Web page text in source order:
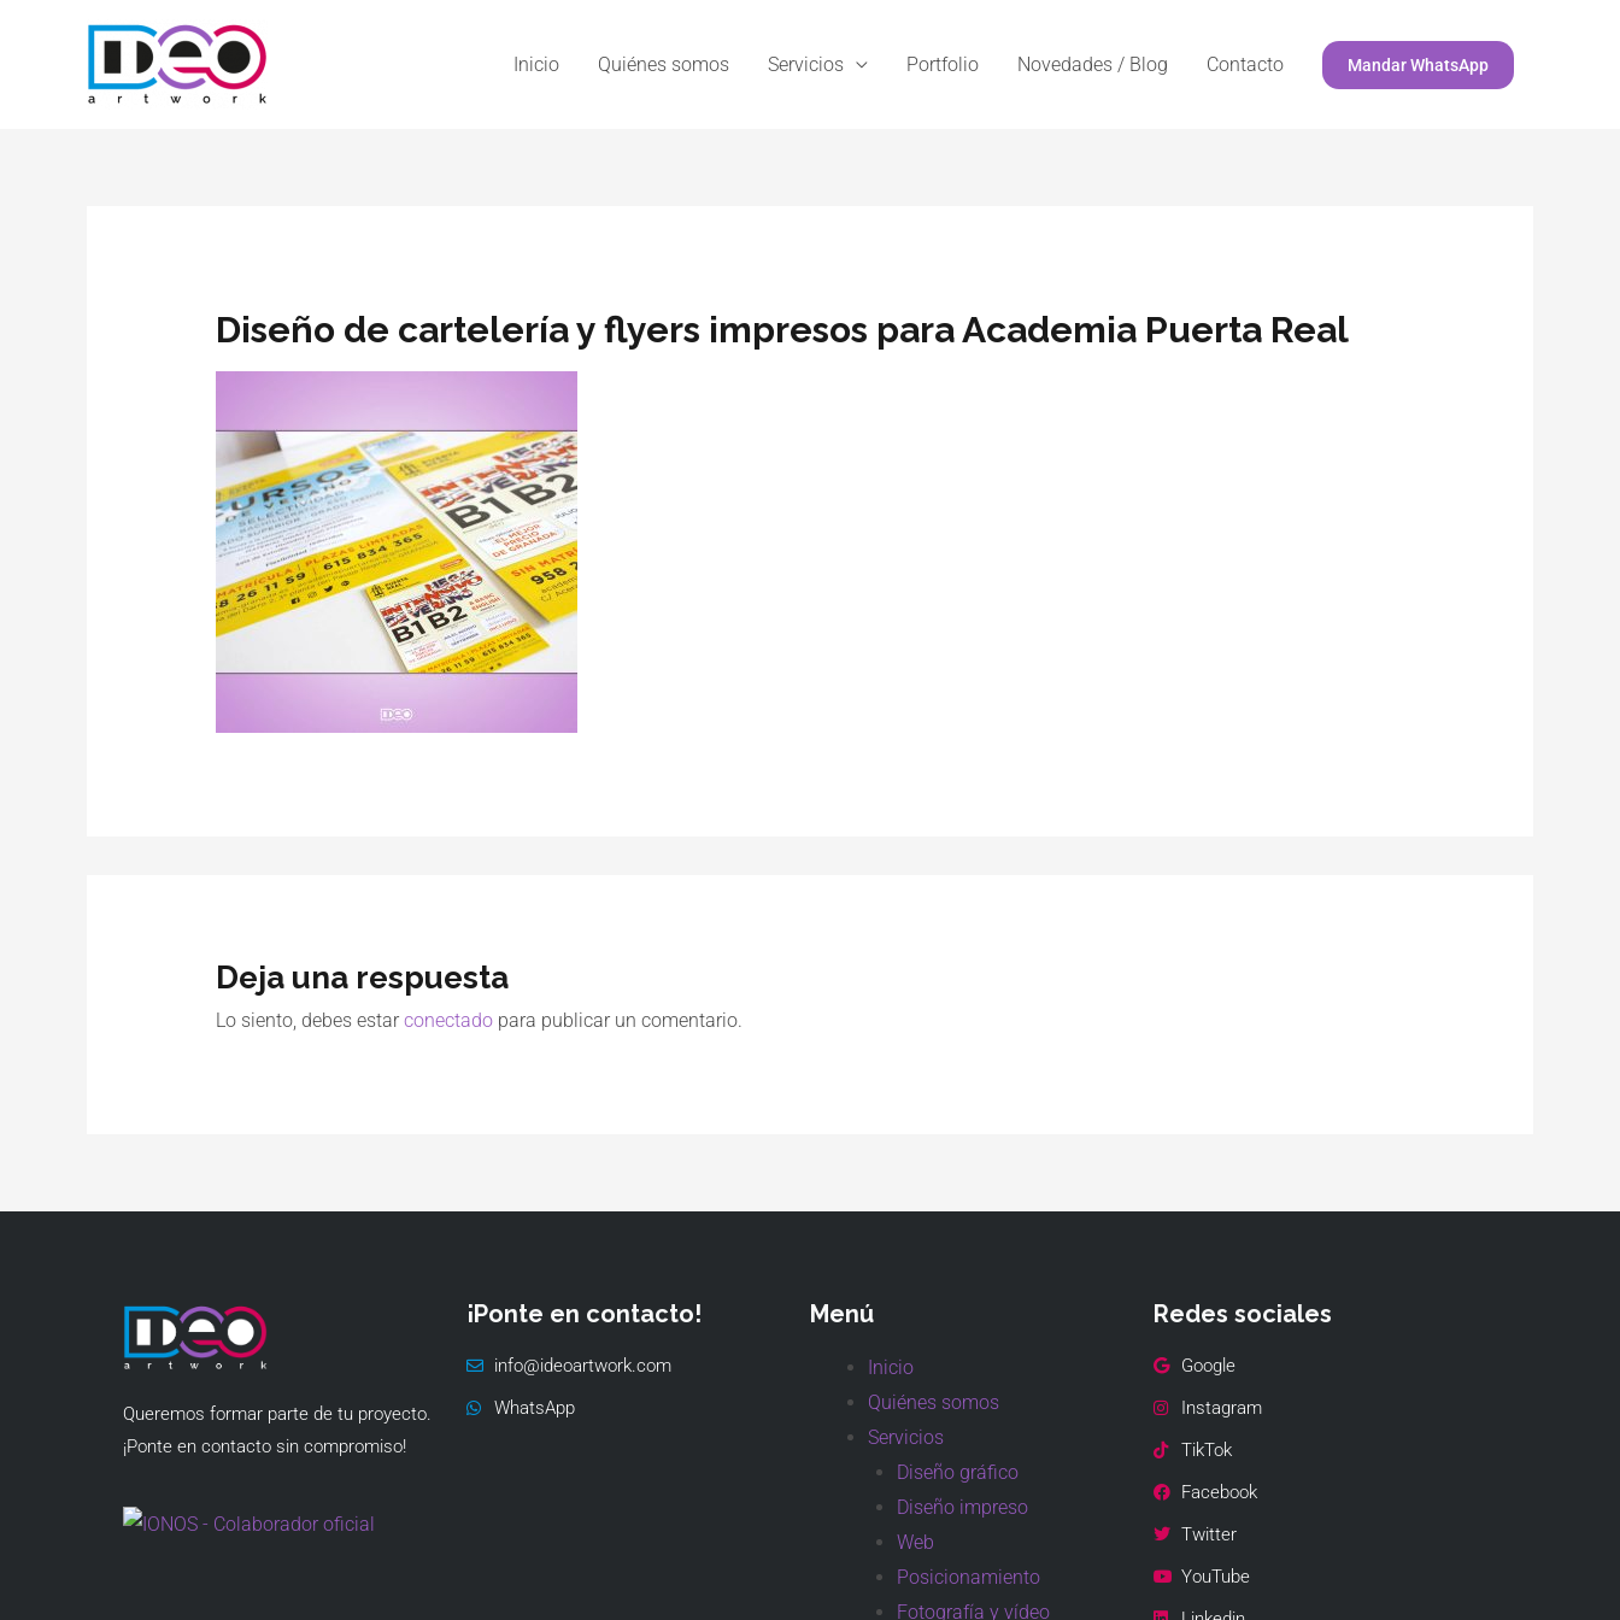
Inicio Quiénes somos Servicios Portfolio Novedades / Blog Contacto Mandar WhatsApp
Diseño de cartelería y flyers impresos para Academia Puerta Real
Deja una respuesta
Lo siento, debes estar conectadopara publicar un comentario.
Queremos formar parte de tu proyecto.
¡Ponte en contacto sin compromiso!
¡Ponte en contacto!
info@ideoartwork.com
WhatsApp
Menú
Inicio
Quiénes somos
Servicios
Diseño gráfico
Diseño impreso
Web
Posicionamiento
Fotografía y vídeo
Redes sociales
Google
Instagram
TikTok
Facebook
Twitter
YouTube